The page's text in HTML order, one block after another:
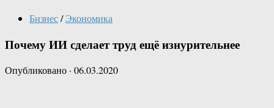
Бизнес/ Экономика
Почему ИИ сделает труд ещё изнурительнее
Опубликовано · 06.03.2020